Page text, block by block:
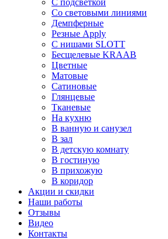
С подсветкой
Со световыми линиями
Демпферные
Резные Apply
С нишами SLOTT
Бесщелевые KRAAB
Цветные
Матовые
Сатиновые
Глянцевые
Тканевые
На кухню
В ванную и санузел
В зал
В детскую комнату
В гостиную
В прихожую
В коридор
Акции и скидки
Наши работы
Отзывы
Видео
Контакты